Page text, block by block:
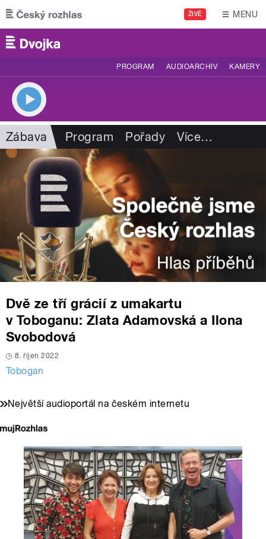
Přejít k hlavnímu obsahu
ŽIVĚ MENU
PROGRAM AUDIOARCHIV KAMERY
Zábava Program Pořady Více…
Dvě ze tří grácií z umakartu
v Toboganu: Zlata Adamovská a Ilona
Svobodová
8. říjen 2022
Tobogan
Největší audioportál na českém internetu